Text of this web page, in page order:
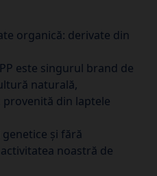
organică: derivate din
este singurul brand de
naturală,
din laptele
și fără
noastră de